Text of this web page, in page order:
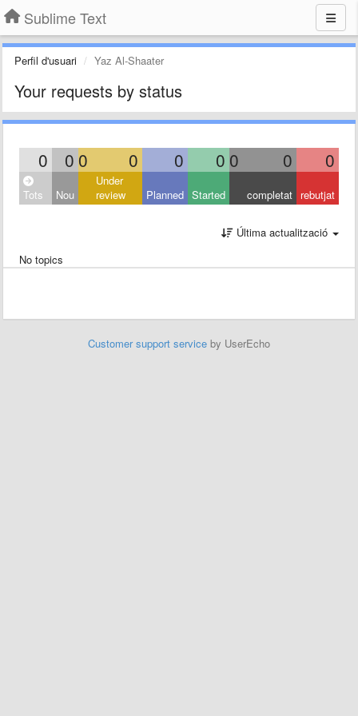
Sublime Text
Perfil d'usuari Yaz Al-Shaater
Your requests by status
0 0 0 0 0 0 0 0 0
Tots Nou
Under
review
Planned Started completat rebutjat
Última actualització
No topics
Customer support service by UserEcho